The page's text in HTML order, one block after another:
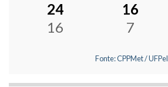
24
16
16
7
Fonte: CPPMet / UFPel